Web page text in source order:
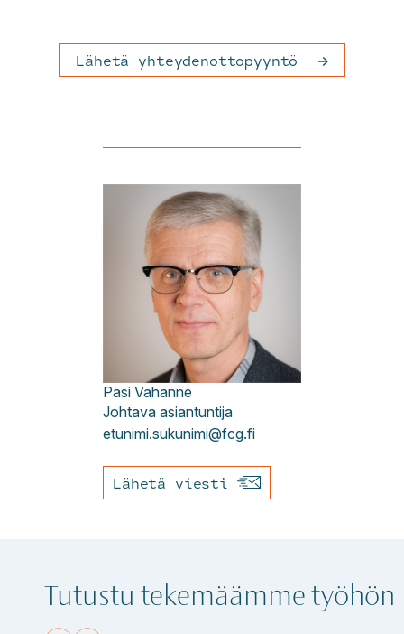
Lähetä yhteydenottopyyntö
Pasi Vahanne
Johtava asiantuntija
etunimi.sukunimi@fcg.fi
Lähetä viesti
Tutustu tekemäämme työhön